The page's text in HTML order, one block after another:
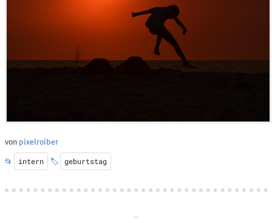
von pixelroiber
📂 intern 🏷️ geburtstag